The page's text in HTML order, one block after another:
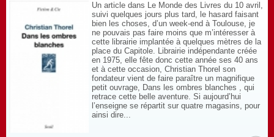
Un article dans Le Monde des Livres du 10 avril,
suivi quelques jours plus tard, le hasard faisant
bien les choses, d’un week-end à Toulouse, je
ne pouvais pas faire moins que m’intéresser à
cette librairie implantée à quelques mètres de la
place du Capitole. Librairie indépendante créée
en 1975, elle fête donc cette année ses 40 ans
et à cette occasion, Christian Thorel son
fondateur vient de faire paraître un magnifique
petit ouvrage, Dans les ombres blanches , qui
retrace cette belle aventure. Si aujourd’hui
l’enseigne se répartit sur quatre magasins, pour
ainsi dire...